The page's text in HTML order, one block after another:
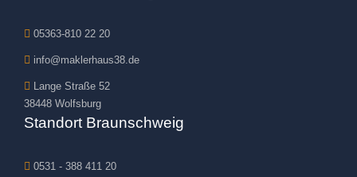
05363-810 22 20
info@maklerhaus38.de
Lange Straße 52
38448 Wolfsburg
Standort Braunschweig
0531 - 388 411 20